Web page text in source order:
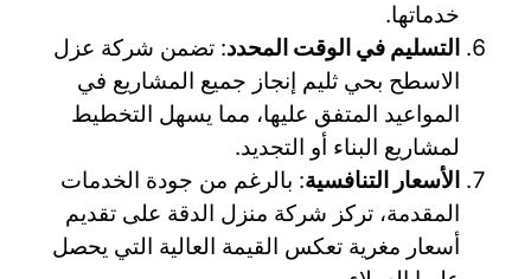
خدماتها.
التسليم في الوقت المحدد: تضمن شركة عزل
الاسطح بحي ثليم إنجاز جميع المشاريع في
المواعيد المتفق عليها، مما يسهل التخطيط
لمشاريع البناء أو التجديد.
الأسعار التنافسية: بالرغم من جودة الخدمات
المقدمة، تركز شركة منزل الدقة على تقديم
أسعار مغرية تعكس القيمة العالية التي يحصل